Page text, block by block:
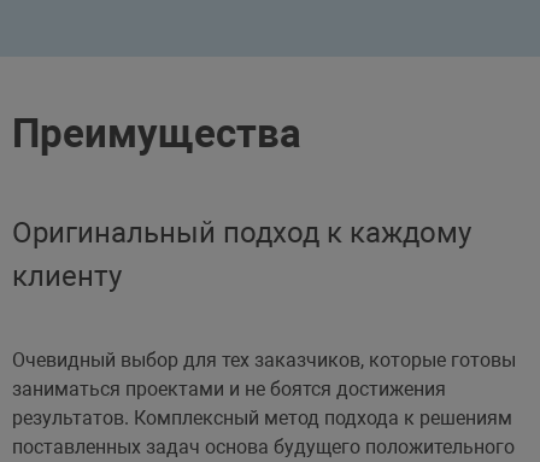
Преимущества
Оригинальный подход к каждому
клиенту
Очевидный выбор для тех заказчиков, которые готовы
заниматься проектами и не боятся достижения
результатов. Комплексный метод подхода к решениям
поставленных задач основа будущего положительного